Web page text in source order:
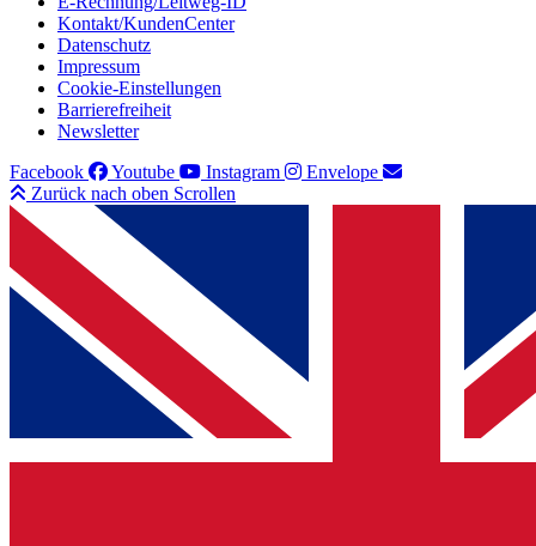
Kontakt/KundenCenter
Datenschutz
Impressum
Cookie-Einstellungen
Barrierefreiheit
Newsletter
Facebook
Youtube Instagram
Envelope
Zurück nach oben Scrollen